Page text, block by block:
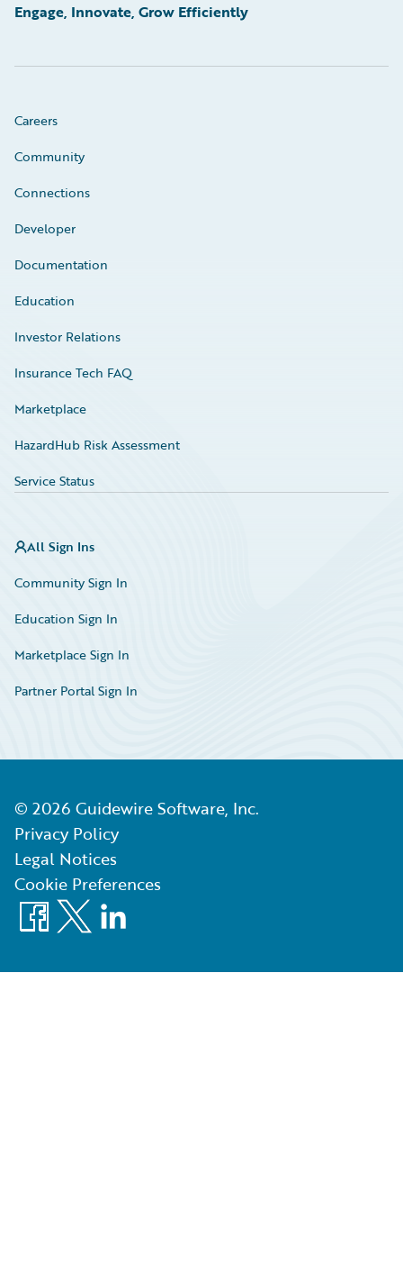
Engage, Innovate, Grow Efficiently
Careers
Community
Connections
Developer
Documentation
Education
Investor Relations
Insurance Tech FAQ
Marketplace
HazardHub Risk Assessment
Service Status
All Sign Ins
Community Sign In
Education Sign In
Marketplace Sign In
Partner Portal Sign In
© 2026 Guidewire Software, Inc.
Privacy Policy
Legal Notices
Cookie Preferences
Facebook
X LinkedIn